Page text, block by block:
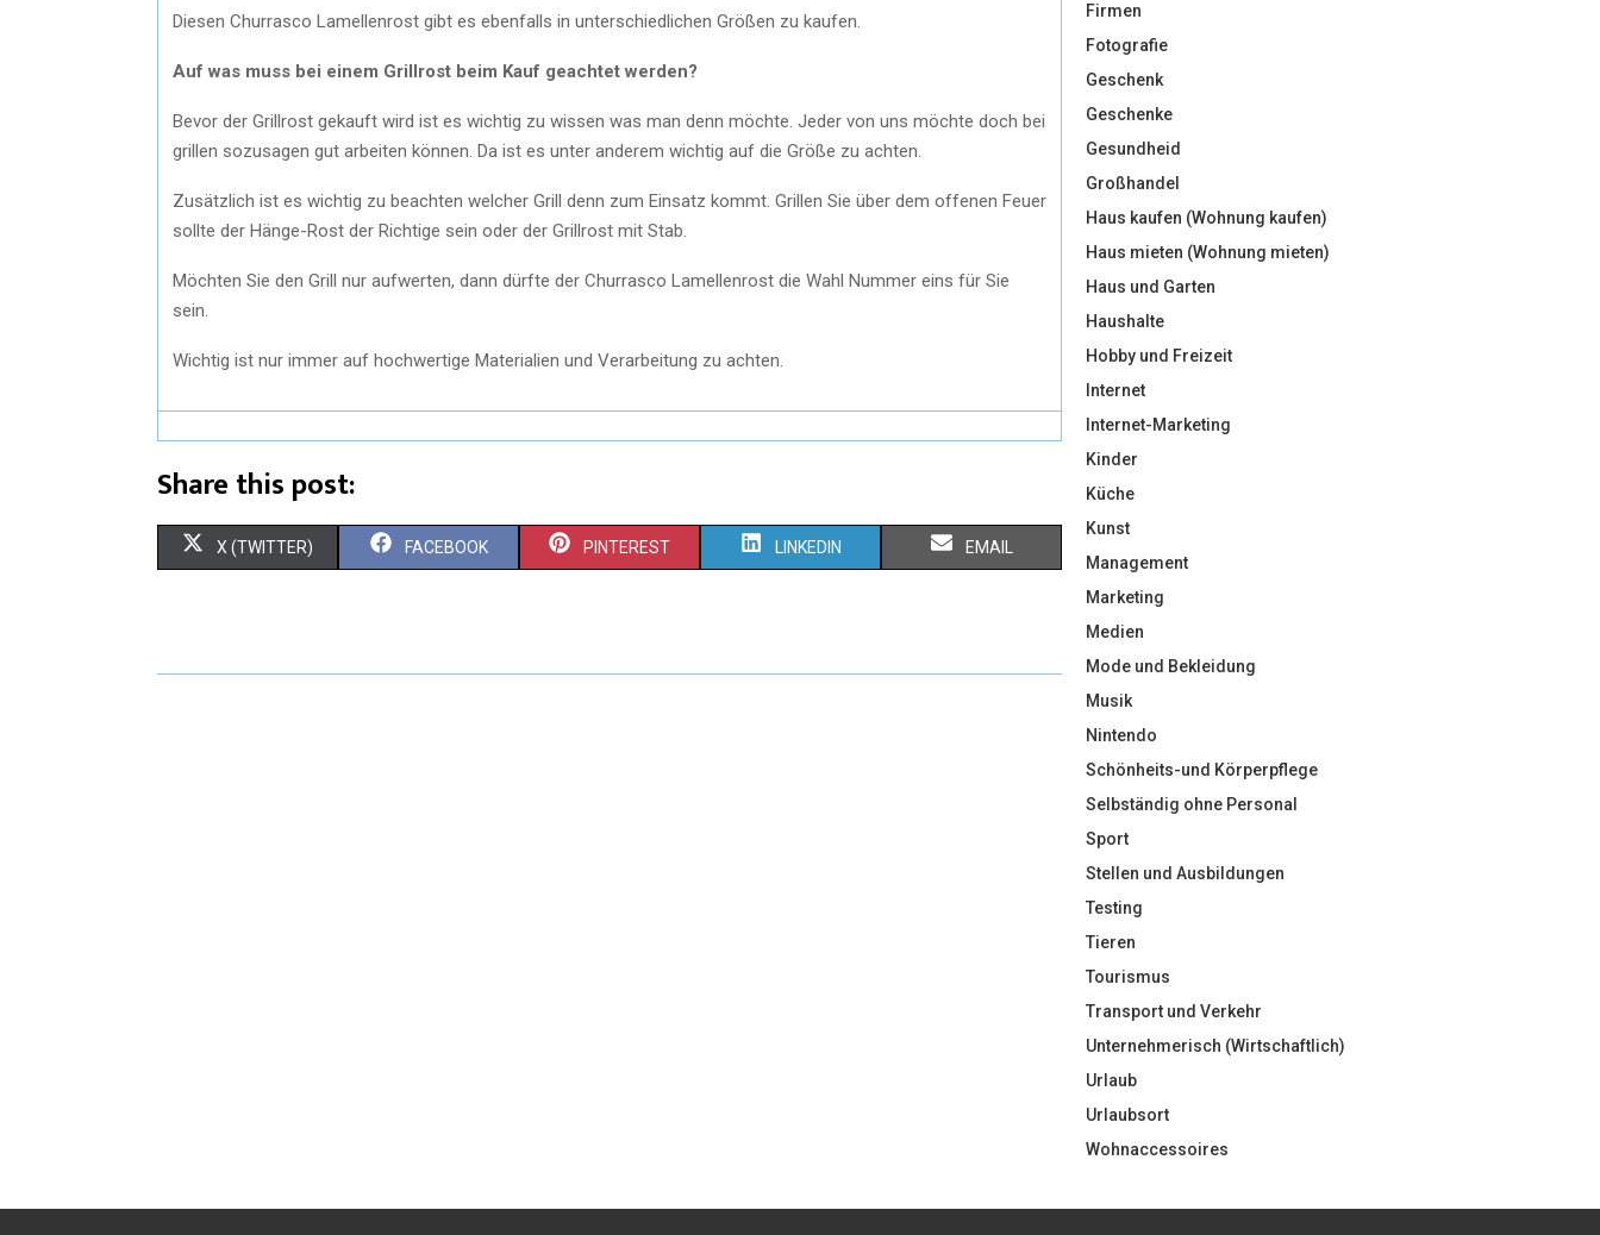
Diesen Churrasco Lamellenrost gibt es ebenfalls in unterschiedlichen Größen zu kaufen.
Auf was muss bei einem Grillrost beim Kauf geachtet werden?
Bevor der Grillrost gekauft wird ist es wichtig zu wissen was man denn möchte. Jeder von uns möchte doch bei
grillen sozusagen gut arbeiten können. Da ist es unter anderem wichtig auf die Größe zu achten.
Zusätzlich ist es wichtig zu beachten welcher Grill denn zum Einsatz kommt. Grillen Sie über dem offenen Feuer
sollte der Hänge-Rost der Richtige sein oder der Grillrost mit Stab.
Möchten Sie den Grill nur aufwerten, dann dürfte der Churrasco Lamellenrost die Wahl Nummer eins für Sie
sein.
Wichtig ist nur immer auf hochwertige Materialien und Verarbeitung zu achten.
Share this post:
X (TWITTER) FACEBOOK PINTEREST LINKEDIN EMAIL
Firmen
Fotografie
Geschenk
Geschenke
Gesundheid
Großhandel
Haus kaufen (Wohnung kaufen)
Haus mieten (Wohnung mieten)
Haus und Garten
Haushalte
Hobby und Freizeit
Internet
Internet-Marketing
Kinder
Küche
Kunst
Management
Marketing
Medien
Mode und Bekleidung
Musik
Nintendo
Schönheits-und Körperpflege
Selbständig ohne Personal
Sport
Stellen und Ausbildungen
Testing
Tieren
Tourismus
Transport und Verkehr
Unternehmerisch (Wirtschaftlich)
Urlaub
Urlaubsort
Wohnaccessoires